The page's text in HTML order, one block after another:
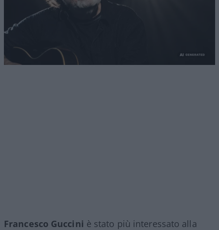
Francesco Guccini è stato più interessato alla